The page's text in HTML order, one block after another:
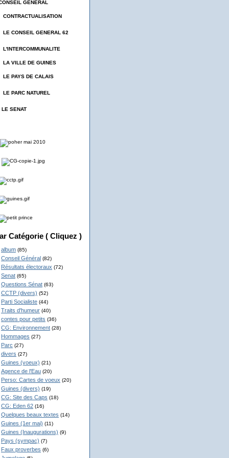
GENERAL
CONTRACTUALISATION
LE CONSEIL GENERAL 62
L'INTERCOMMUNALITE
LA VILLE DE GUINES
LE PAYS DE CALAIS
LE PARC NATUREL
LE SENAT
Catégorie ( Cliquez )
album (85)
Conseil Général (82)
Résultats électoraux (72)
Senat (65)
Questions Sénat (63)
CCTP (divers) (52)
Parti Socialiste (44)
Traits d'humeur (40)
contes pour petits (36)
CG: Environnement (28)
Hommages (27)
Parc (27)
divers (27)
Guines (voeux) (21)
Agence de l'Eau (20)
Perso: Cartes de voeux (20)
Guines (divers) (19)
CG: Site des Caps (18)
CG: Eden 62 (16)
Quelques beaux textes (14)
Guines (1er mai) (11)
Guines (Inaugurations) (9)
Pays (sympac) (7)
Faux proverbes (6)